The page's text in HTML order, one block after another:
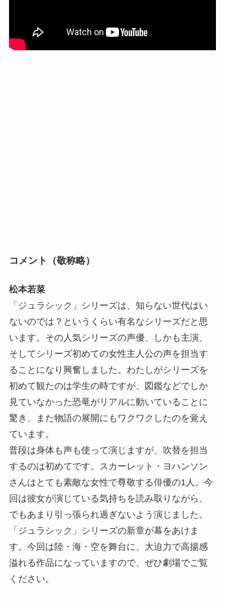
コメント（敬称略）
松本若菜
「ジュラシック」シリーズは、知らない世代はい
ないのでは？というくらい有名なシリーズだと思
います。その人気シリーズの声優、しかも主演、
そしてシリーズ初めての女性主人公の声を担当す
ることになり興奮しました。わたしがシリーズを
初めて観たのは学生の時ですが、図鑑などでしか
見ていなかった恐竜がリアルに動いていることに
驚き、また物語の展開にもワクワクしたのを覚え
ています。
普段は身体も声も使って演じますが、吹替を担当
するのは初めてです。スカーレット・ヨハンソン
さんはとても素敵な女性で尊敬する俳優の1人。今
回は彼女が演じている気持ちを読み取りながら、
でもあまり引っ張られ過ぎないよう演じました。
「ジュラシック」シリーズの新章が幕をあけま
す。今回は陸・海・空を舞台に、大迫力で高揚感
溢れる作品になっていますので、ぜひ劇場でご覧
ください。